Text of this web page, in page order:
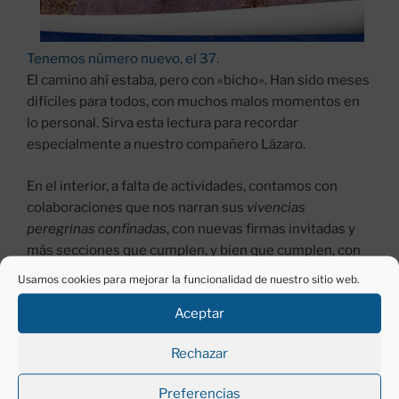
Usamos cookies para mejorar la funcionalidad de nuestro sitio web.
Aceptar
Rechazar
Preferencias
Tenemos número nuevo, el 37.
El camino ahí estaba, pero con «bicho». Han sido meses
difíciles para todos, con muchos malos momentos en
lo personal. Sirva esta lectura para recordar
especialmente a nuestro compañero Lázaro.
En el interior, a falta de actividades, contamos con
colaboraciones que nos narran sus vivencias
peregrinas confinadas, con nuevas firmas invitadas y
más secciones que cumplen, y bien que cumplen, con
este número de El Senderín.
Y aunque siempre lo decimos (o deberíamos): gracias a
todos por los ánimos, por las colaboraciones, y en
especial, a los anunciantes que hacen posible la